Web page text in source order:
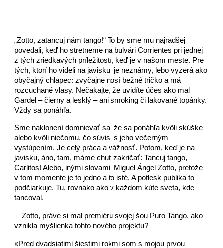
„Zotto, zatancuj nám tango!“ To by sme mu najradšej
povedali, keď ho stretneme na bulvári Corrientes pri jednej
z tých zriedkavých príležitostí, keď je v našom meste. Pre
tých, ktorí ho videli na javisku, je neznámy, lebo vyzerá ako
obyčajný chlapec: zvyčajne nosí bežné tričko a má
rozcuchané vlasy. Nečakajte, že uvidíte účes ako mal
Gardel – čierny a lesklý – ani smoking či lakované topánky.
Vždy sa ponáhľa.
Sme naklonení domnievať sa, že sa ponáhľa kvôli skúške
alebo kvôli niečomu, čo súvisí s jeho večerným
vystúpením. Je celý práca a vážnosť. Potom, keď je na
javisku, áno, tam, máme chuť zakričať: Tancuj tango,
Carlitos! Alebo, inými slovami, Miguel Ángel Zotto, pretože
v tom momente je to jedno a to isté. A potlesk publika to
podčiarkuje. Tu, rovnako ako v každom kúte sveta, kde
tancoval.
—Zotto, práve si mal premiéru svojej šou Puro Tango, ako
vznikla myšlienka tohto nového projektu?
«Pred dvadsiatimi šiestimi rokmi som s mojou prvou